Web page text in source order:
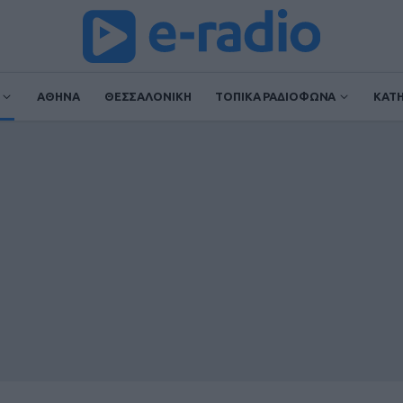
ΑΘΗΝΑ ΘΕΣΣΑΛΟΝΙΚΗ ΤΟΠΙΚΑ ΡΑΔΙΟΦΩΝΑ